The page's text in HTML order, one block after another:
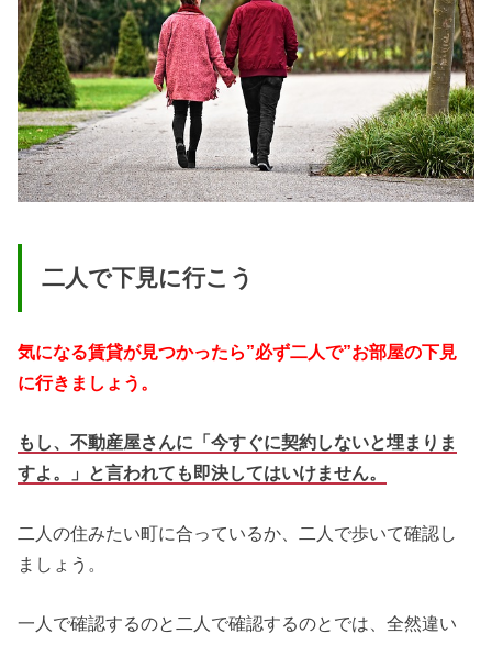
二人で下見に行こう
気になる賃貸が見つかったら”必ず二人で”お部屋の下見
に行きましょう。
もし、不動産屋さんに「今すぐに契約しないと埋まりま
すよ。」と言われても即決してはいけません。
二人の住みたい町に合っているか、二人で歩いて確認し
ましょう。
一人で確認するのと二人で確認するのとでは、全然違い